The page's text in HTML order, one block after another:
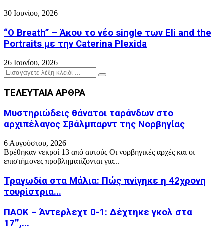
30 Ιουνίου, 2026
“O Breath” – Άκου το νέο single των Eli and the
Portraits με την Caterina Plexida
26 Ιουνίου, 2026
Search
for:
Search
ΤΕΛΕΥΤΑΙΑ ΑΡΘΡΑ
Μυστηριώδεις θάνατοι ταράνδων στο
αρχιπέλαγος Σβάλμπαρντ της Νορβηγίας
6 Αυγούστου, 2026
Βρέθηκαν νεκροί 13 από αυτούς Οι νορβηγικές αρχές και οι
επιστήμονες προβληματίζονται για...
Τραγωδία στα Μάλια: Πώς πνίγηκε η 42χρονη
τουρίστρια...
ΠΑΟΚ – Άντερλεχτ 0-1: Δέχτηκε γκολ στα
17’’,...